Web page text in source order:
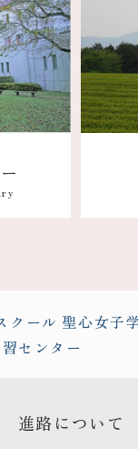
クール 聖心女子
センター
進路について